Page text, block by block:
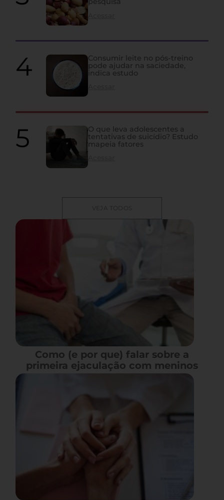
Consumir leite no pós-treino
pode ajudar na saciedade,
indica estudo
O que leva adolescentes a
tentativas de suicídio? Estudo
mapeia fatores
VEJA TODOS
Como (e por que) falar sobre a
primeira ejaculação com meninos